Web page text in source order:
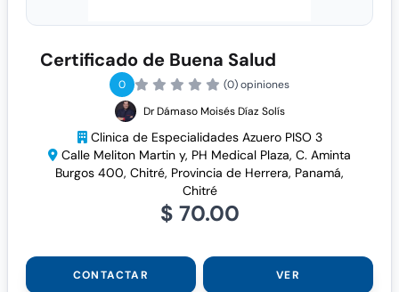
Certificado de Buena Salud
0
(0) opiniones
Dr Dámaso Moisés Díaz Solís
Clinica de Especialidades Azuero PISO 3
Calle Meliton Martin y, PH Medical Plaza, C. Aminta
Burgos 400, Chitré, Provincia de Herrera, Panamá,
Chitré
$ 70.00
CONTACTAR VER